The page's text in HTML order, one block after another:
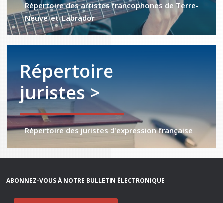
Répertoire des artistes francophones de Terre-
Neuve-et-Labrador
Répertoire
juristes >
Répertoire des juristes d'expression française
ABONNEZ-VOUS À NOTRE BULLETIN ÉLECTRONIQUE